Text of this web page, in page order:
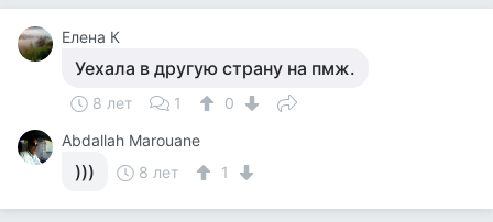
Елена К
Уехала в другую страну на пмж.
8 лет 1
0
Abdallah Marouane
))) 8 лет 1